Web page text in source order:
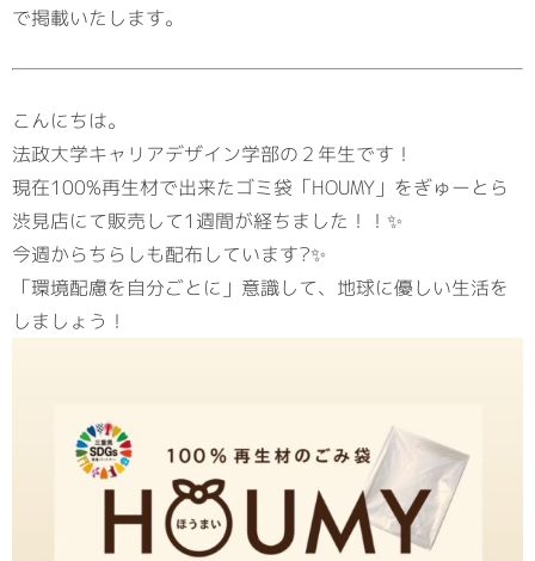
で掲載いたします。
こんにちは。
法政大学キャリアデザイン学部の２年生です！
現在100%再生材で出来たゴミ袋「HOUMY」をぎゅーとら
渋見店にて販売して1週間が経ちました！！✨
今週からちらしも配布しています?✨
「環境配慮を自分ごとに」意識して、地球に優しい生活を
しましょう！